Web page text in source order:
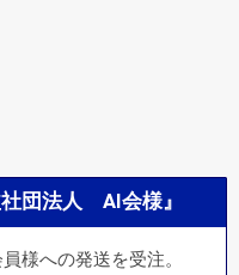
団法人 AI会様』
様への発送を受注。